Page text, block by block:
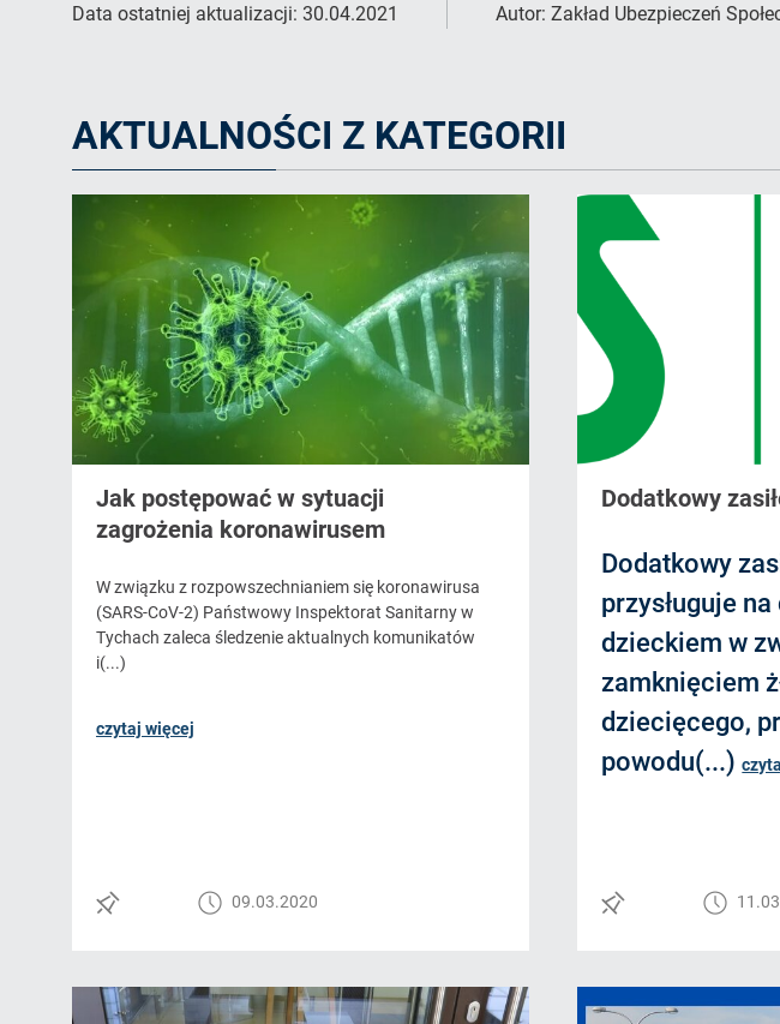
Data ostatniej aktualizacji: 30.04.2021 Autor: Zakład Ubezpieczeń
AKTUALNOŚCI Z KATEGORII
Jak postępować w sytuacji
zagrożenia koronawirusem
W związku z rozpowszechnianiem się koronawirusa
(SARS-CoV-2) Państwowy Inspektorat Sanitarny w
Tychach zaleca śledzenie aktualnych komunikatów
i(...)
czytaj więcej
09.03.2020
Dodatkowy
Dodatkowy
przysługuje
dzieckiem w
zamknięciem
dziecięcego,
powodu(...)